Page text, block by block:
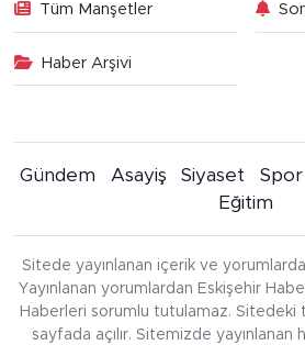
Tüm Manşetler
Haber Arşivi
Gündem Asayiş Siyaset Spor
Eğitim
Sitede yayınlanan içerik ve
Yayınlanan yorumlardan Eskişehir
Haberleri sorumlu tutulamaz. Sitedeki
sayfada açılır. Sitemizde yayınlanan